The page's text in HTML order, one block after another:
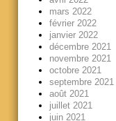
mars 2022
février 2022
janvier 2022
décembre 2021
novembre 2021
octobre 2021
septembre 2021
août 2021
juillet 2021
juin 2021